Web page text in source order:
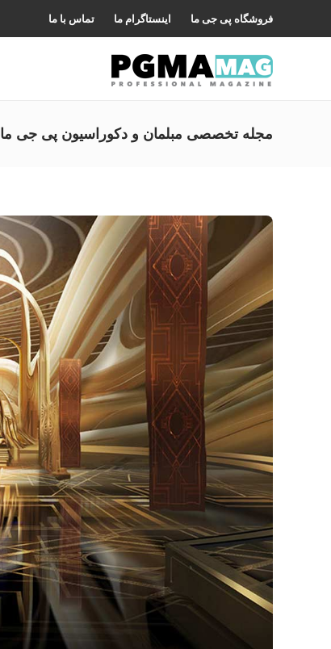
فروشگاه پی جی ما اینستاگرام ما تماس با ما
مجله تخصصی مبلمان و دکوراسیون پی جی ما